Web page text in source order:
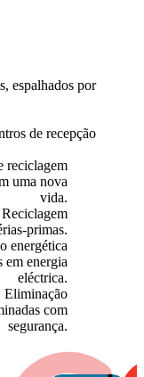
espalhados por
de recepção
reciclagem
uma nova
vida.
Reciclagem
primas.
energética
em energia
eléctrica.
Eliminação
com
segurança.